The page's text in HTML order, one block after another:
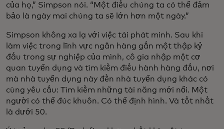
của họ,” Simpson nói. “Một điều chúng ta có thể đảm
bảo là ngày mai chúng ta sẽ lớn hơn một ngày.”
Simpson không xa lạ với việc tái phát minh. Sau khi
làm việc trong lĩnh vực ngân hàng gần một thập kỷ
đầu trong sự nghiệp của mình, cô gia nhập một cơ
quan tuyển dụng và tìm kiếm điều hành hàng đầu, nơi
mà nhà tuyển dụng này đến nhà tuyển dụng khác có
cùng yêu cầu: Tìm kiếm những tài năng mới nổi. Một
người có thể đúc khuôn. Có thể định hình. Và tốt nhất
là dưới 50.